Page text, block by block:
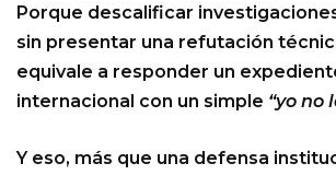
Porque descalificar
sin presentar una refutación
equivale a responder un
internacional con un simple “yo no
Y eso, más que una defensa